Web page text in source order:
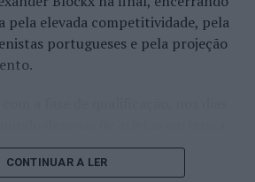
pela elevada competitividade, pela
portugueses e pela projeção
principal. A cerimónia de
a presença do presidente da
CONTINUAR A LER